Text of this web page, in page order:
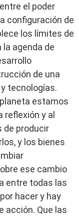
el poder
configuración de
los límites de
la agenda de
de una
tecnologías.
estamos
reflexión y al
de producir
y los bienes
ese cambio
entre todas las
hacer y hay
acción. Que las